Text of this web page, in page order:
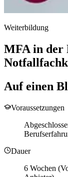
Weiterbildung
MFA in der
Auf einen
Voraussetzungen
Dauer
6 Wochen